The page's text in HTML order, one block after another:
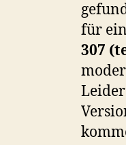
für
307